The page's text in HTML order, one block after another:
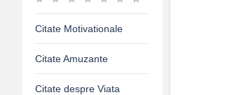
Citate Motivationale
Citate Amuzante
Citate despre Viata